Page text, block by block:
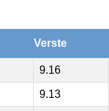
Verste
9.16
9.13